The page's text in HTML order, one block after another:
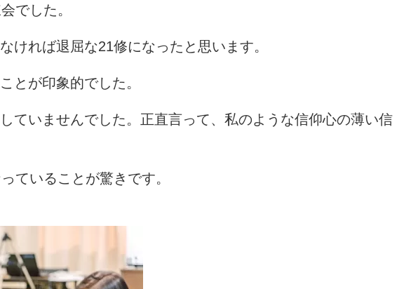
でした。
ければ退屈な21修になったと思います。
とが印象的でした。
いませんでした。正直言って、私のような信仰心の薄い信
ていることが驚きです。